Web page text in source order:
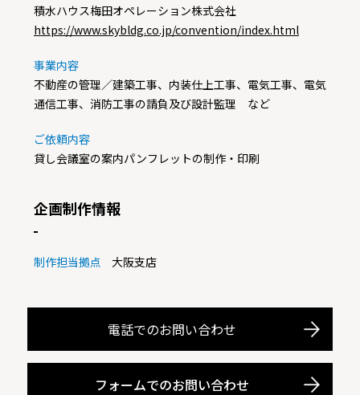
積水ハウス梅田オペレーション株式会社
https://www.skybldg.co.jp/convention/index.html
事業内容
不動産の管理／建築工事、内装仕上工事、電気工事、電気
通信工事、消防工事の請負及び設計監理 など
ご依頼内容
貸し会議室の案内パンフレットの制作・印刷
企画制作情報
制作担当拠点 大阪支店
電話でのお問い合わせ
フォームでのお問い合わせ